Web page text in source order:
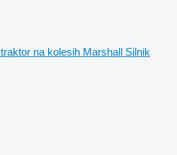
traktor na kolesih Marshall Silnik